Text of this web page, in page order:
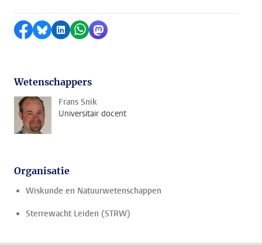
Delen op Facebook
Delen via Bluesky
Delen op LinkedIn
Delen via WhatsApp
Delen via Mastodon
Wetenschappers
Frans Snik
Universitair docent
Organisatie
Wiskunde en Natuurwetenschappen
Sterrewacht Leiden (STRW)